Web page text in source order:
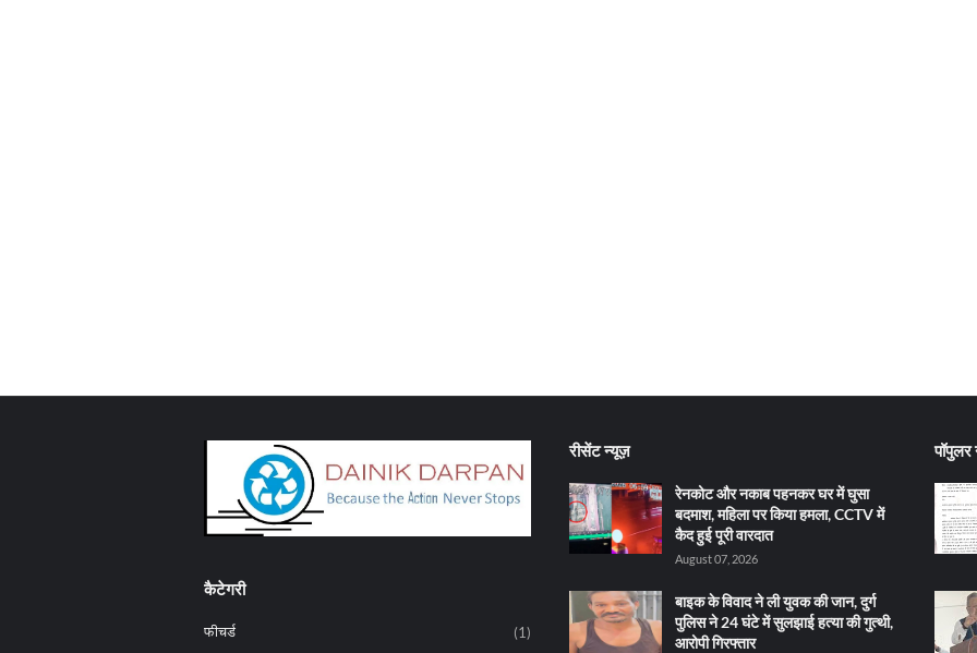
कैटेगरी
फीचर्ड
(1)
रीसेंट न्यूज़
रेनकोट और नकाब पहनकर घर में घुसा
बदमाश, महिला पर किया हमला, CCTV में
कैद हुई पूरी वारदात
August 07, 2026
बाइक के विवाद ने ली युवक की जान, दुर्ग
पुलिस ने 24 घंटे में सुलझाई हत्या की गुत्थी,
आरोपी गिरफ्तार